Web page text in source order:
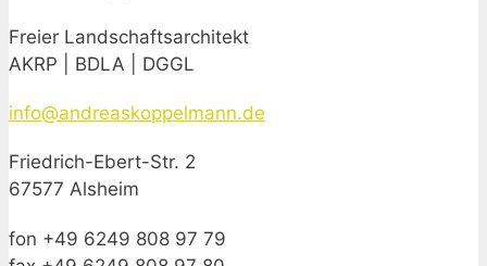
Freier Landschaftsarchitekt
AKRP | BDLA | DGGL
info@andreaskoppelmann.de
Friedrich-Ebert-Str. 2
67577 Alsheim
fon +49 6249 808 97 79